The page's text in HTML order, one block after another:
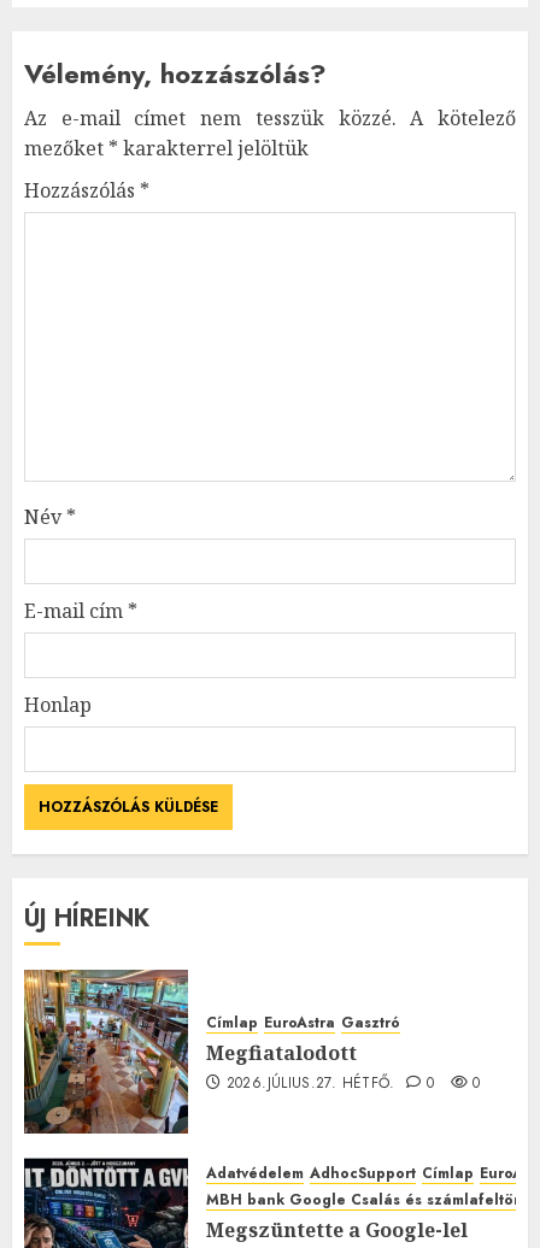
Vélemény, hozzászólás?
Az e-mail címet nem tesszük közzé. A kötelező
mezőket * karakterrel jelöltük
Hozzászólás *
Név*
E-mail cím *
Honlap
ÚJ HÍREINK
Címlap EuroAstra Gasztró
Megfiatalodott
2026.JÚLIUS.27. HÉTFŐ. 0 0
Adatvédelem AdhocSupport Címlap
MBH bank Google Csalás és
Megszüntette a Google-lel